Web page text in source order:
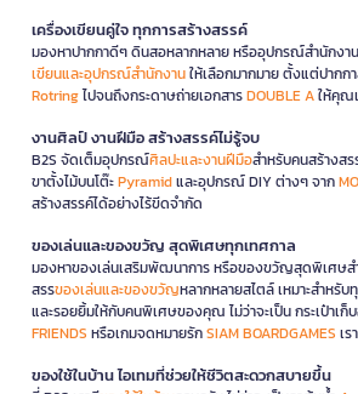
เครื่องเขียนคู่ใจ ทุกการสร้างสรรค์
มองหาปากกาดีๆ ดินสอหลากหลาย หรืออุปกรณ์สำนักงา
เขียนและอุปกรณ์สำนักงานให้เลือกมากมาย ตั้งแต่ปากก
Rotringไปจนถึงกระดาษถ่ายเอกสารDOUBLE Aให้คุณ
งานศิลป์ งานฝีมือ สร้างสรรค์ไม่รู้จบ
B2S จัดเต็มอุปกรณ์ศิลปะและงานฝีมือสำหรับคนสร้างส
ขาตั้งไม้บนโต๊ะPyramidและอุปกรณ์ DIY ต่างๆ จาก
สร้างสรรค์ได้อย่างไร้ขีดจำกัด
ของเล่นและของขวัญ สุดพิเศษทุกเทศกาล
มองหาของเล่นเสริมพัฒนาการ หรือของขวัญสุดพิเศษสำ
สรรของเล่นและของขวัญหลากหลายสไตล์ เหมาะสำหรั
และรอยยิ้มให้กับคนพิเศษของคุณ ไม่ว่าจะเป็น กระเป๋าเ
FRIENDS หรือเกมจดหมายรักSIAM BOARDGAMES เร
ของใช้ในบ้าน ไอเทมที่ช่วยให้ชีวิตสะดวกสบายขึ้น